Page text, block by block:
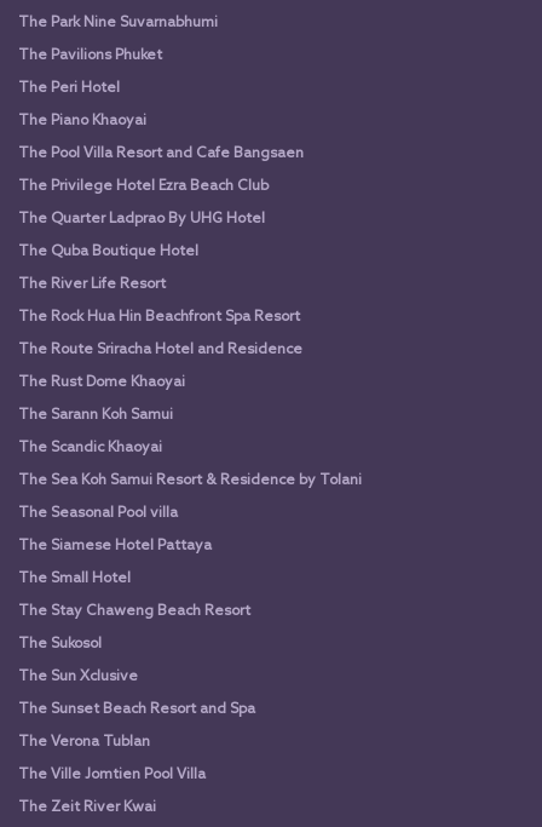
The Park Nine Suvarnabhumi
The Pavilions Phuket
The Peri Hotel
The Piano Khaoyai
The Pool Villa Resort and Cafe Bangsaen
The Privilege Hotel Ezra Beach Club
The Quarter Ladprao By UHG Hotel
The Quba Boutique Hotel
The River Life Resort
The Rock Hua Hin Beachfront Spa Resort
The Route Sriracha Hotel and Residence
The Rust Dome Khaoyai
The Sarann Koh Samui
The Scandic Khaoyai
The Sea Koh Samui Resort & Residence by Tolani
The Seasonal Pool villa
The Siamese Hotel Pattaya
The Small Hotel
The Stay Chaweng Beach Resort
The Sukosol
The Sun Xclusive
The Sunset Beach Resort and Spa
The Verona Tublan
The Ville Jomtien Pool Villa
The Zeit River Kwai